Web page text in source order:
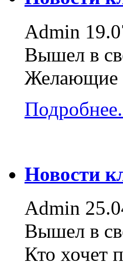
Admin
Вышел в
Желающие
Новости
Admin
Вышел в
Кто хочет